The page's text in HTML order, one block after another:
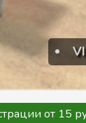
от 15